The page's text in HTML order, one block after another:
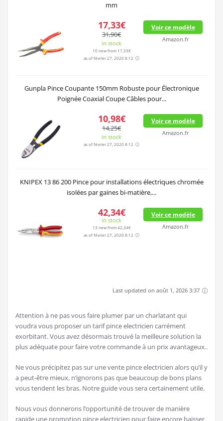
mm
17,33€
31,90€
in stock
10 new from 17,33€
as of février 27, 2020 8:12
Voir ce modèle
Amazon.fr
Gunpla Pince Coupante 150mm Robuste pour Électronique
Poignée Coaxial Coupe Câbles pour...
10,98€
14,25€
in stock
as of février 27, 2020 8:12
Voir ce modèle
Amazon.fr
KNIPEX 13 86 200 Pince pour installations électriques chromée
isolées par gaines bi-matière,...
42,34€
in stock
13 new from 42,34€
as of février 27, 2020 8:12
Voir ce modèle
Amazon.fr
Last updated on août 1, 2026 3:37
Attention à ne pas vous faire plumer par un charlatant qui
voudra vous proposer un tarif pince electricien carrément
exorbitant. Vous avez désormais trouvé la meilleure solution la
plus adéquate pour faire votre commande à un prix avantageux..
Ne vous précipitez pas sur une vente pince electricien alors qu’il y
a peut-être mieux, n’ignorons pas que beaucoup de bons plans
vous tendent les bras. Notre guide vous sera certainement utile.
Nous vous donnerons l’opportunité de trouver de manière
rapide une promotion pince electricien pour faire encore baisser